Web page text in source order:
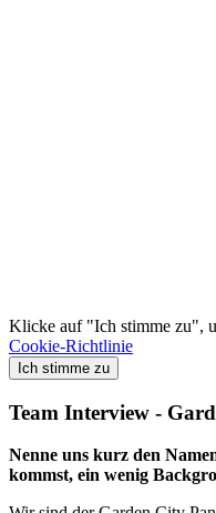
Klicke auf "Ich stimme zu",
Cookie-Richtlinie
Ich stimme zu
Team Interview -
Nenne uns kurz den
kommst, ein wenig